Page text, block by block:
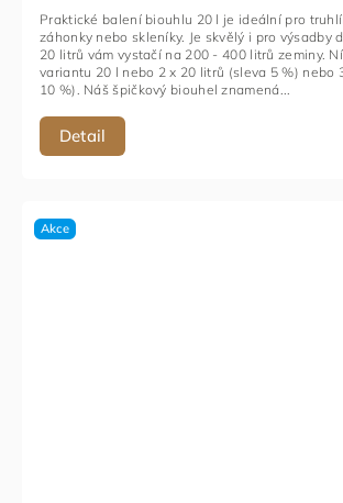
Detail
Praktické balení biouhlu 20 l je ideální pro
záhonky nebo skleníky. Je skvělý i pro výsadby
20 litrů vám vystačí na 200 - 400 litrů zeminy.
variantu 20 l nebo 2 x 20 litrů (sleva 5 %) nebo
10 %). Náš špičkový biouhel znamená...
Akce